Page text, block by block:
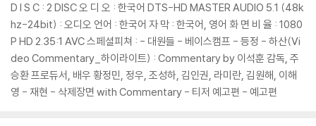
D I S C : 2 DISC 오 디 오 : 한국어 DTS-HD MASTER AUDIO 5.1 (48k
hz-24bit) : 오디오 언어 : 한국어 자 막 : 한국어, 영어 화 면 비 율 : 1080
P HD 2.35:1 AVC 스페셜피쳐 : - 대원들 - 베이스캠프 - 등정 - 하산(Vi
deo Commentary_하이라이트) : Commentary by 이석훈 감독, 주
승환 프로듀서, 배우 황정민, 정우, 조성하, 김인권, 라미란, 김원해, 이해
영 - 재현 - 삭제장면 with Commentary - 티저 예고편 - 예고편